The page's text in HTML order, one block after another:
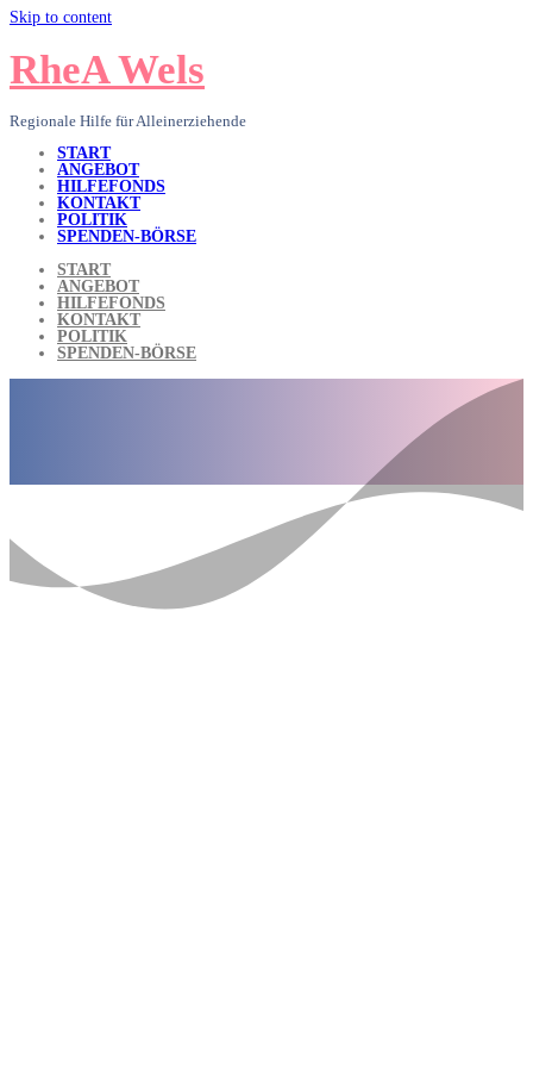
Skip to content
RheA Wels
Regionale Hilfe für Alleinerziehende
START
ANGEBOT
HILFEFONDS
KONTAKT
POLITIK
SPENDEN-BÖRSE
START
ANGEBOT
HILFEFONDS
KONTAKT
POLITIK
SPENDEN-BÖRSE